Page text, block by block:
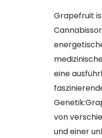
Grapefruit
eine
von
und einer